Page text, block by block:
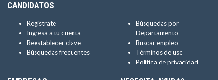
CANDIDATOS
Regístrate
Ingresa a tu cuenta
Reestablecer clave
Búsquedas frecuentes
Búsquedas por
Departamento
Buscar empleo
Términos de uso
Política de privacidad